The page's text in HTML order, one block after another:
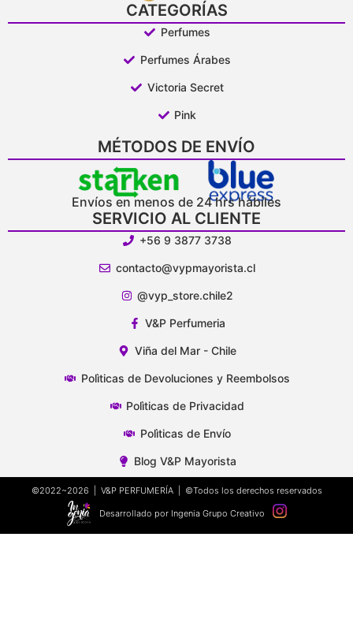
CATEGORÍAS
Perfumes
Perfumes Árabes
Victoria Secret
Pink
MÉTODOS DE ENVÍO
Envíos en menos de 24 hrs hábiles
SERVICIO AL CLIENTE
+56 9 3877 3738
contacto@vypmayorista.cl
@vyp_store.chile2
V&P Perfumeria
Viña del Mar - Chile
Polìticas de Devoluciones y Reembolsos
Polìticas de Privacidad
Polìticas de Envío
Blog V&P Mayorista
©2022~2026 | V&P PERFUMERÍA | ©Todos los derechos reservados
Desarrollado por Ingenia Grupo Creativo